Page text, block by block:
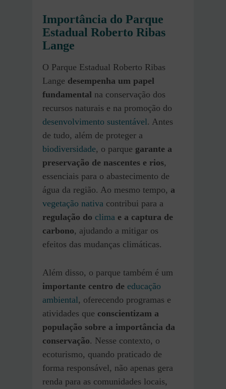
Importância do Parque
Estadual Roberto Ribas
Lange
O Parque Estadual Roberto Ribas
Lange desempenha um papel
fundamental na conservação dos
recursos naturais e na promoção do
desenvolvimento sustentável. Antes
de tudo, além de proteger a
biodiversidade, o parque garante a
preservação de nascentes e rios,
essenciais para o abastecimento de
água da região. Ao mesmo tempo, a
vegetação nativa contribui para a
regulação do clima e a captura de
carbono, ajudando a mitigar os
efeitos das mudanças climáticas.
Além disso, o parque também é um
importante centro de educação
ambiental, oferecendo programas e
atividades que conscientizam a
população sobre a importância da
conservação. Nesse contexto, o
ecoturismo, quando praticado de
forma responsável, não apenas gera
renda para as comunidades locais,